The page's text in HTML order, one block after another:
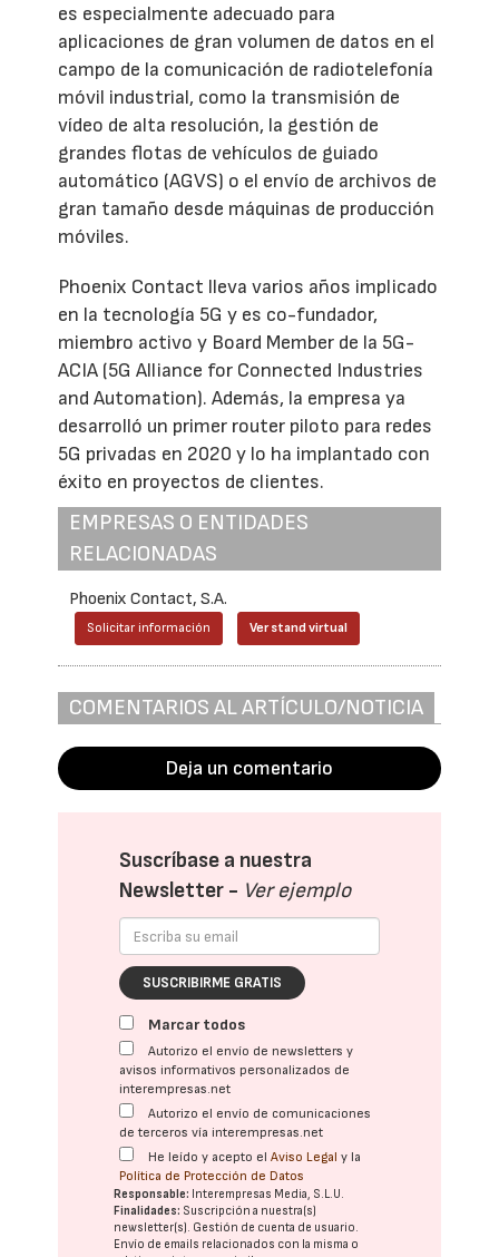
es especialmente adecuado para
aplicaciones de gran volumen de datos en el
campo de la comunicación de radiotelefonía
móvil industrial, como la transmisión de
vídeo de alta resolución, la gestión de
grandes flotas de vehículos de guiado
automático (AGVS) o el envío de archivos de
gran tamaño desde máquinas de producción
móviles.
Phoenix Contact lleva varios años implicado
en la tecnología 5G y es co-fundador,
miembro activo y Board Member de la 5G-
ACIA (5G Alliance for Connected Industries
and Automation). Además, la empresa ya
desarrolló un primer router piloto para redes
5G privadas en 2020 y lo ha implantado con
éxito en proyectos de clientes.
EMPRESAS O ENTIDADES
RELACIONADAS
Phoenix Contact, S.A.
Solicitar información Ver stand virtual
COMENTARIOS AL ARTÍCULO/NOTICIA
Deja un comentario
Suscríbase a nuestra
Newsletter - Ver ejemplo
SUSCRIBIRME GRATIS
Marcar todos
Autorizo el envío de newsletters y
avisos informativos personalizados de
interempresas.net
Autorizo el envío de comunicaciones
de terceros vía interempresas.net
He leído y acepto elAviso Legal y la
Política de Protección de Datos
Responsable: Interempresas Media, S.L.U.
Finalidades: Suscripción a nuestra(s)
newsletter(s). Gestión de cuenta de usuario.
Envío de emails relacionados con la misma o